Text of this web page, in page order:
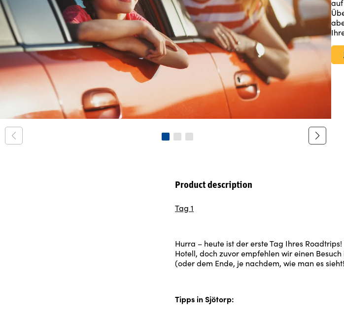
Product description
Tag 1
Hurra – heute ist der erste Tag Ihres
Hotell, doch zuvor empfehlen wir einen
(oder dem Ende, je nachdem, wie man es
Tipps in Sjötorp: